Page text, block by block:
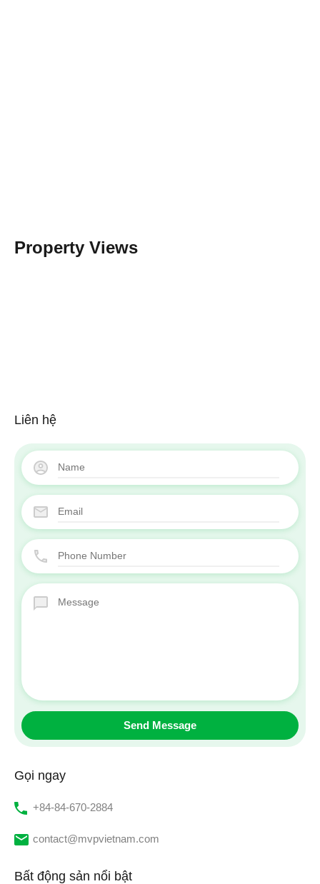
Property Views
Liên hệ
Gọi ngay
‭+84-84-670-2884‬
contact@mvpvietnam.com
Bất động sản nổi bật